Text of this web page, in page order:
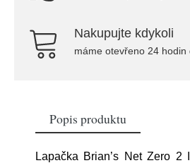
Nakupujte kdykoli
máme otevřeno 24 hodin
Popis produktu
Lapačka Brian’s Net Zero